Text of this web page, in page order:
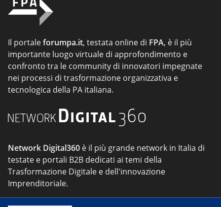
Il portaleforumpa.it, testata online di FPA, è il più
importante luogo virtuale di approfondimento e
confronto tra le community di innovatori impegnate
nei processi di trasformazione organizzativa e
tecnologica della PA italiana.
Network Digital360 è il più grande network in Italia di
testate e portali B2B dedicati ai temi della
Trasformazione Digitale e dell'innovazione
Imprenditoriale.